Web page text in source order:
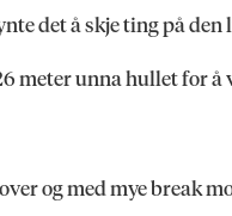
det å skje ting på
meter unna hullet for å
og med mye break